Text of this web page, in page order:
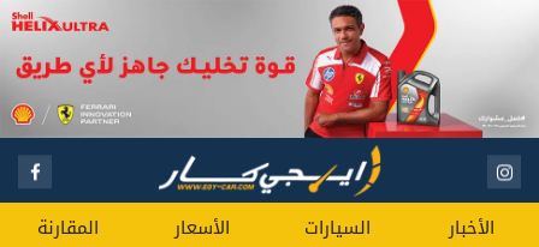
الأخبار السيارات الأسعار المقارنة